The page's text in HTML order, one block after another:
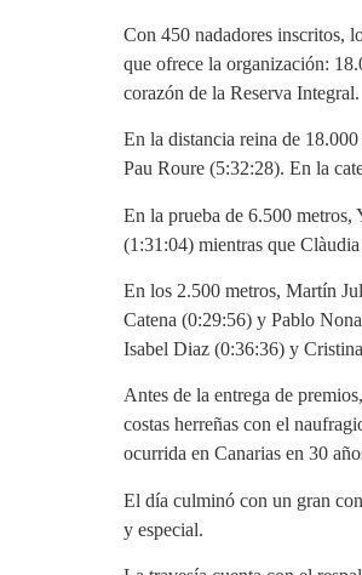
Con 450 nadadores inscritos,
que ofrece la organización:
corazón de la Reserva Integral.
En la distancia reina de
Pau Roure (5:32:28). En la
En la prueba de 6.500 metros,
(1:31:04) mientras que
En los 2.500 metros, Martín
Catena (0:29:56) y Pablo
Isabel Diaz (0:36:36) y
Antes de la entrega de
costas herreñas con el
ocurrida en Canarias en 30
El día culminó con un gran
y especial.